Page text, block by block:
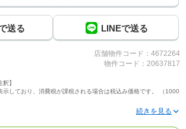
送る LINEで送る
店舗物件コード：4672264
物件コード：20637817
】
しており、消費税が課税される場合は税込み価格です。 （1000
ース（絵）や間取り図に描かれている家具や車などは、特にコ